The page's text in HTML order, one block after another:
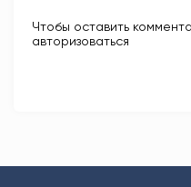
Чтобы оставить
авторизоваться